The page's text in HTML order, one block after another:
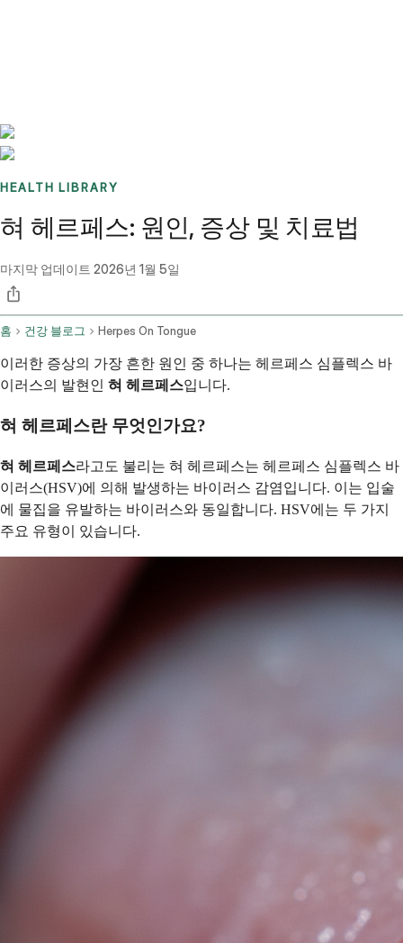
HEALTH LIBRARY
혀 헤르페스: 원인, 증상 및 치료법
마지막 업데이트 2026년 1월 5일
홈 건강 블로그 Herpes On Tongue
이러한 증상의 가장 흔한 원인 중 하나는 헤르페스 심플렉스 바
이러스의 발현인 혀 헤르페스입니다.
혀 헤르페스란 무엇인가요?
혀 헤르페스라고도 불리는 혀 헤르페스는 헤르페스 심플렉스 바
이러스(HSV)에 의해 발생하는 바이러스 감염입니다. 이는 입술
에 물집을 유발하는 바이러스와 동일합니다. HSV에는 두 가지
주요 유형이 있습니다.